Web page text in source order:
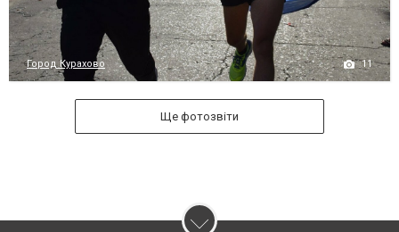
Город Курахово 11
Ще фотозвіти